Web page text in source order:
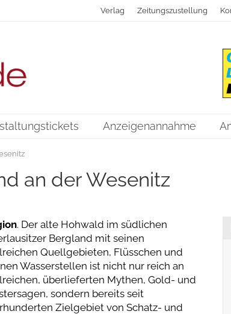
Verlag Zeitungszustellung
Anzeigenannahme
an der Wesenitz
. Der alte Hohwald im südlichen
Bergland mit seinen
Quellgebieten, Flüsschen und
Wasserstellen ist nicht nur reich an
überlieferten Mythen, Gold- und
sondern bereits seit
Zielgebiet von Schatz- und